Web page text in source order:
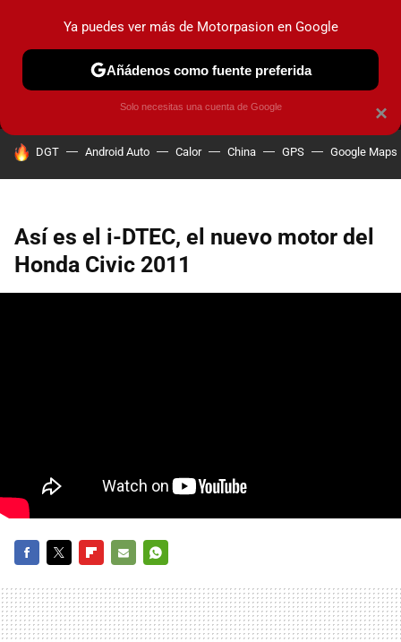
MENÚ NUEVO
COCHES ELÉCTRICOS OBSERVATORIO
HOY SE HABLA DE
DGT Android Auto Calor China GPS Google Maps
Así es el i-DTEC, el nuevo motor del
Honda Civic 2011
MAIL
×
Ya puedes ver más de Motorpasion en Google
Añádenos como fuente preferida
Solo necesitas una cuenta de Google